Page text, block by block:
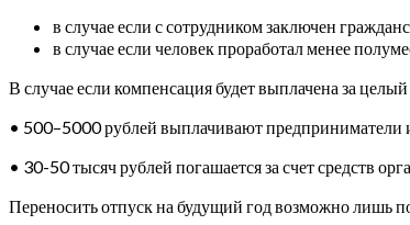
в случае если с сотрудником заключен
в случае если человек проработал менее
В случае если компенсация будет выплачена за
• 500–5000 рублей выплачивают предприниматели
• 30-50 тысяч рублей погашается за счет средств
Переносить отпуск на будущий год возможно лишь